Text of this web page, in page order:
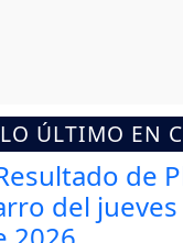
LO ÚLTIMO EN